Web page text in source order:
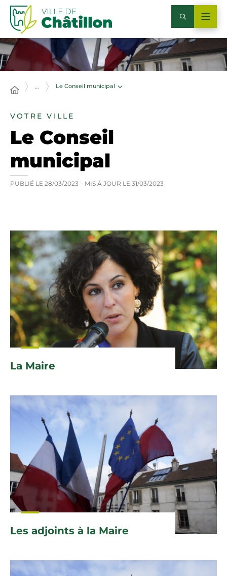
… Le Conseil municipal
VOTRE VILLE
Le Conseil
municipal
PUBLIÉ LE 28/03/2023 – MIS À JOUR LE 31/03/2023
La Maire
Les adjoints à la Maire